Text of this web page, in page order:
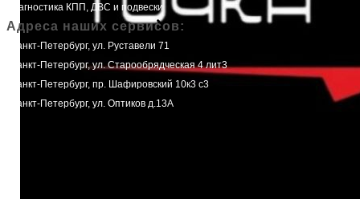
Диагностика КПП, ДВС и подвески
Адреса наших сервисов:
-Санкт-Петербург, ул. Руставели 71
-Санкт-Петербург, ул. Старообрядческая 4 лит3
-Санкт-Петербург, пр. Шафировский 10к3 с3
-Санкт-Петербург, ул. Оптиков д.13А